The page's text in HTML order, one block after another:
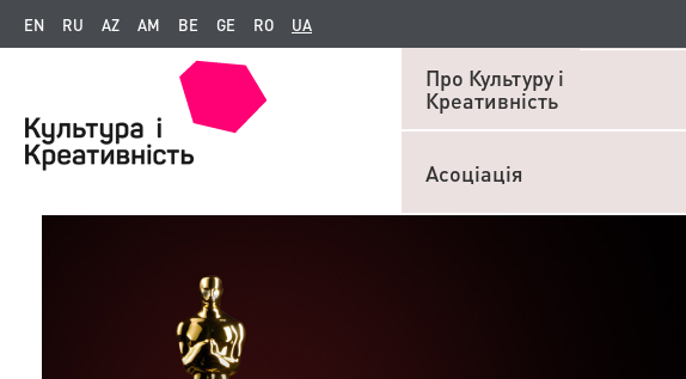
EN RU AZ AM BE GE RO UA
Про Культуру і
Креативність
Асоціація